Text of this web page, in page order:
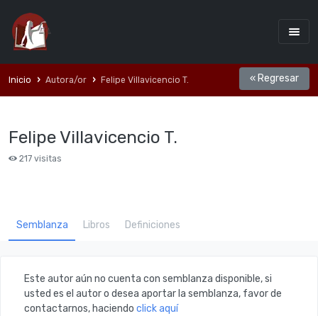
Inicio Autora/or Felipe Villavicencio T. « Regresar
Felipe Villavicencio T.
217 visitas
Semblanza Libros Definiciones
Este autor aún no cuenta con semblanza disponible, si
usted es el autor o desea aportar la semblanza, favor de
contactarnos, haciendo click aquí